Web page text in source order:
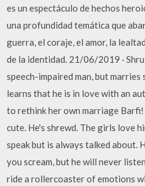
es un espectáculo de hechos
una profundidad temática que
guerra, el coraje, el amor, la
de la identidad. 21/06/2019 ·
speech-impaired man, but marries
learns that he is in love with an
to rethink her own marriage
cute. He's shrewd. The girls love
speak but is always talked about.
you scream, but he will never
ride a rollercoaster of emotions